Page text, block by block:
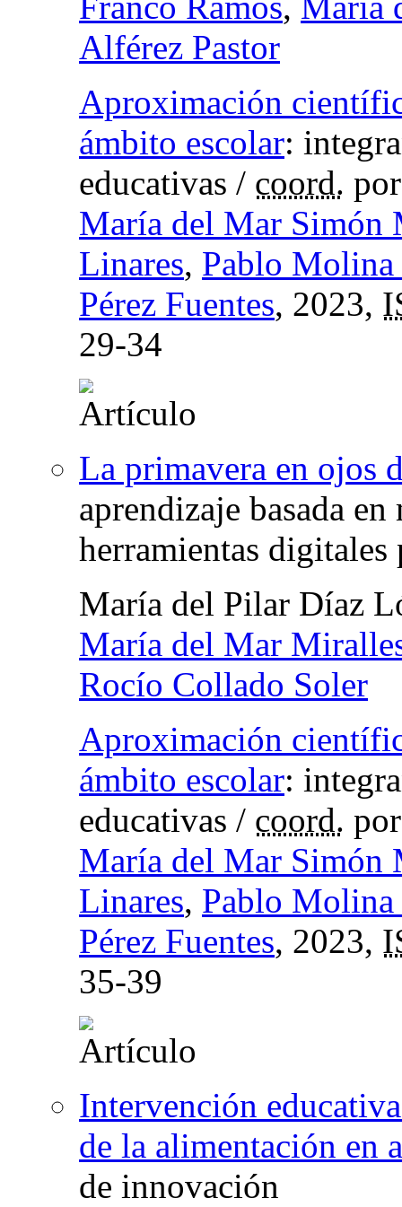
Alférez Pastor
Aproximación
ámbito escolar:
educativas / coord.
María del Mar Simón
Linares, Pablo
Pérez Fuentes, 2023,
29-34
La primavera en ojos
aprendizaje basada
herramientas
María del Pilar Díaz
María del Mar
Rocío Collado Soler
Aproximación
ámbito escolar:
educativas / coord.
María del Mar Simón
Linares, Pablo
Pérez Fuentes, 2023,
35-39
Intervención
de la alimentación en
de innovación